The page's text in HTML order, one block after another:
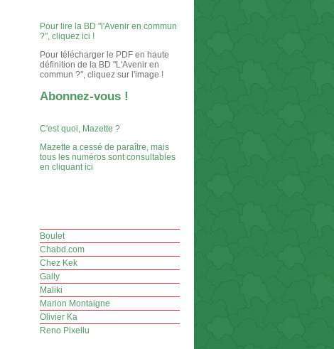
Pour lire la BD "l'Avenir en commun
?", cliquez ici !
Pour télécharger le PDF en haute
définition de la BD "L'Avenir en
commun ?", cliquez sur l'image !
Abonnez-vous !
C'est quoi, Mazette ?
Mazette a cessé de paraître, mais
tous les numéros sont consultables
en cliquant ici
Boulet
Chabd.com
Chez Kek
Gally
Maliki
Marion Montaigne
Olivier Ka
Reno Pixellu